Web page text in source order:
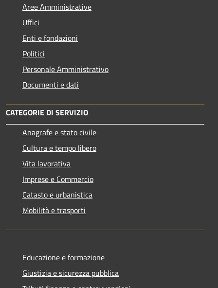
Aree Amministrative
Uffici
Enti e fondazioni
Politici
Personale Amministrativo
Documenti e dati
CATEGORIE DI SERVIZIO
Anagrafe e stato civile
Cultura e tempo libero
Vita lavorativa
Imprese e Commercio
Catasto e urbanistica
Mobilità e trasporti
Educazione e formazione
Giustizia e sicurezza pubblica